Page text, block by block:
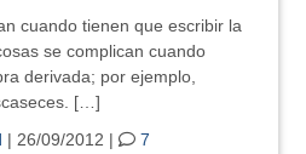
cuando tienen que escribir la
se complican cuando
derivada; por ejemplo,
[…]
| 26/09/2012 |
7